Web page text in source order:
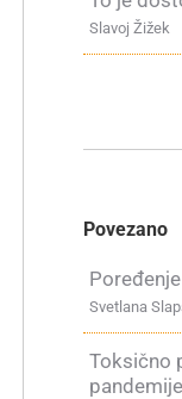
Slavoj Žižek
Povezano
Svetlana
Toksično
pandemije